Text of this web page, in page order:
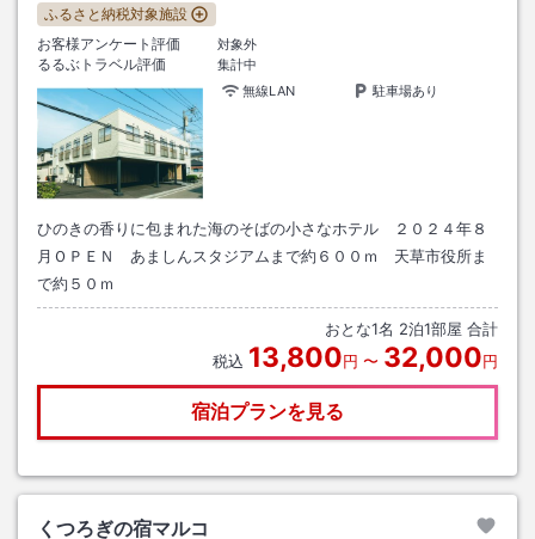
ふるさと納税対象施設
お客様アンケート評価
対象外
るるぶトラベル評価
集計中
無線LAN
駐車場あり
ひのきの香りに包まれた海のそばの小さなホテル ２０２４年８
月ＯＰＥＮ あましんスタジアムまで約６００ｍ 天草市役所ま
で約５０ｍ
おとな1名 2泊1部屋 合計
税込 13,800円 〜 32,000円
宿泊プランを見る
くつろぎの宿マルコ